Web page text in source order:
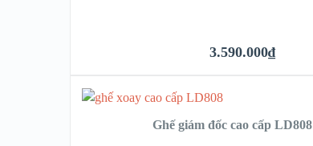
3.590.000₫
Ghế giám đốc cao cấp LD808